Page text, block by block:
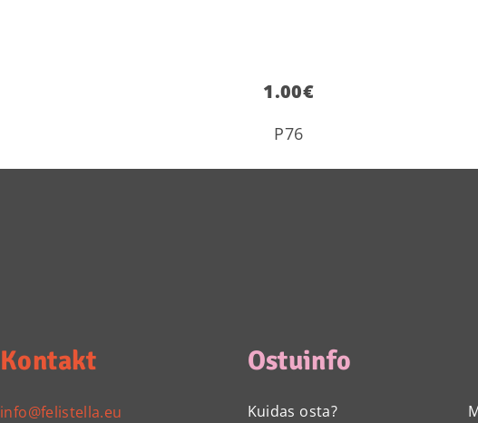
1.00€
P76
Kontakt
info@felistella.eu
Ostuinfo
Kuidas osta?